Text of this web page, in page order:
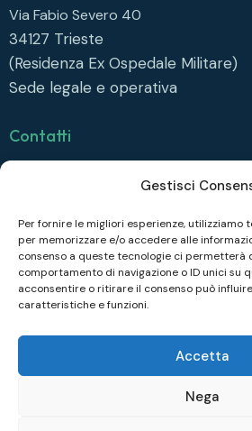
Gestisci
Per fornire le migliori esperienze, utilizziamo
per memorizzare e/o accedere alle
consenso a queste tecnologie ci permetterà
comportamento di navigazione o ID unici su
acconsentire o ritirare il consenso può
caratteristiche e funzioni.
Accetta
Nega
Via Fabio Severo 40
34127 Trieste
(Residenza Ex Ospedale Militare)
Sede legale e operativa
Contatti
Seguici su
Facebook